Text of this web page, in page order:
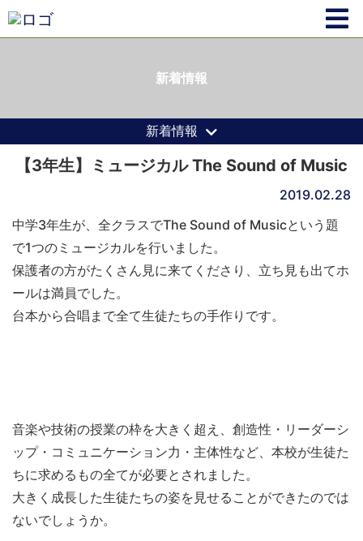
新着情報
新着情報
【3年生】ミュージカル The Sound of Music
2019.02.28
中学3年生が、全クラスでThe Sound of Musicという題
で1つのミュージカルを行いました。
保護者の方がたくさん見に来てくださり、立ち見も出てホ
ールは満員でした。
台本から合唱まで全て生徒たちの手作りです。
音楽や技術の授業の枠を大きく超え、創造性・リーダーシ
ップ・コミュニケーション力・主体性など、本校が生徒た
ちに求めるもの全てが必要とされました。
大きく成長した生徒たちの姿を見せることができたのでは
ないでしょうか。